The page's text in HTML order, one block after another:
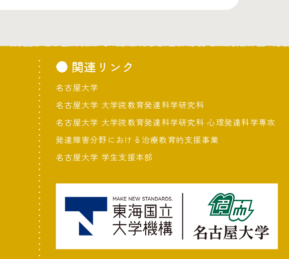
関連リンク
名古屋大学
名古屋大学 大学院教育発達科学研究科
名古屋大学 大学院教育発達科学研究科 心理発達科学専攻
発達障害分野における治療教育的支援事業
名古屋大学 学生支援本部